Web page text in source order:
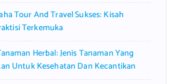
Tour And Travel Sukses: Kisah
Terkemuka
Herbal: Jenis Tanaman Yang
Untuk Kesehatan Dan Kecantikan